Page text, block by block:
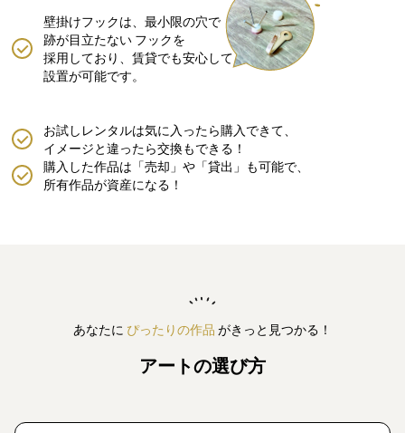
壁掛けフックは、最小限の穴で
跡が目立たない フックを
採用しており、賃貸でも安心して
設置が可能です。
購入した作品は「売却」や「貸出」も可能で、
所有作品が資産になる！
お試しレンタルは気に入ったら購入できて、
イメージと違ったら交換もできる！
あなたに ぴったりの作品 がきっと見つかる！
アートの選び方